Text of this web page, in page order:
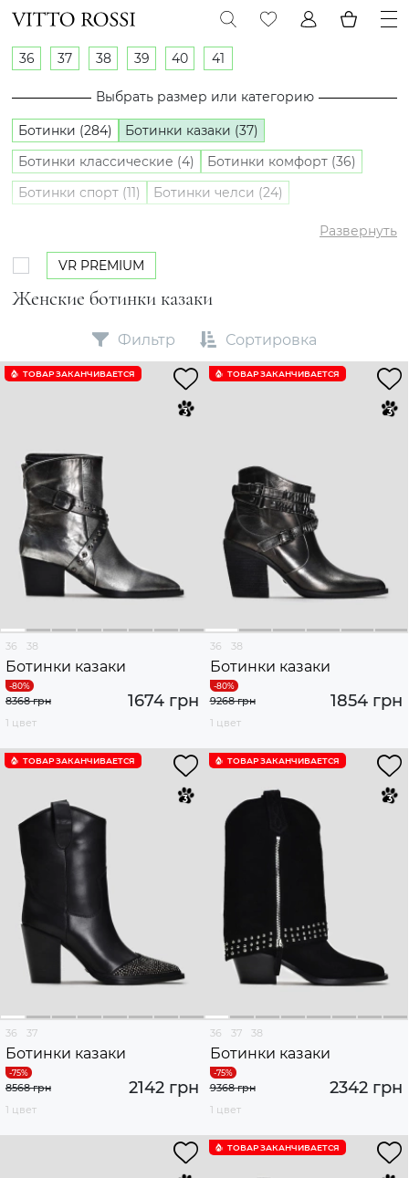
Женские ботинки казаки
36 37 38 39 40 41
Выбрать размер или категорию
Ботинки (284)
Ботинки казаки (37)
Ботинки классические (4)
Ботинки комфорт (36)
Ботинки спорт (11)
Ботинки челси (24)
Развернуть
VR PREMIUM
Фильтр Сортировка
ТОВАР ЗАКАНЧИВАЕТСЯ
36 38
Ботинки казаки
1674 грн
8368 грн
1 цвет
ТОВАР ЗАКАНЧИВАЕТСЯ
36 38
Ботинки казаки
1854 грн
9268 грн
1 цвет
ТОВАР ЗАКАНЧИВАЕТСЯ
36 37
Ботинки казаки
2142 грн
8568 грн
1 цвет
ТОВАР ЗАКАНЧИВАЕТСЯ
36 37 38
Ботинки казаки
2342 грн
9368 грн
1 цвет
ТОВАР ЗАКАНЧИВАЕТСЯ